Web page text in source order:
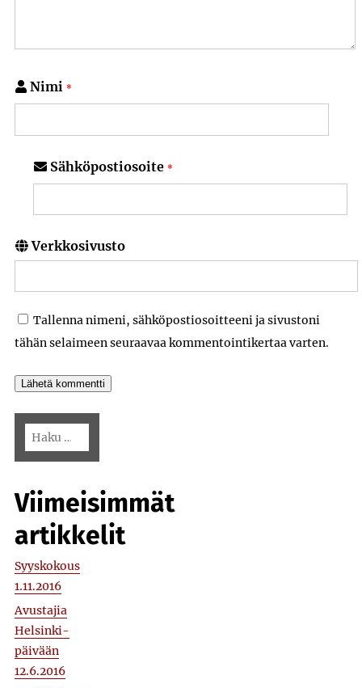
Nimi *
Sähköpostiosoite *
Verkkosivusto
Tallenna nimeni, sähköpostiosoitteeni ja sivustoni
tähän selaimeen seuraavaa kommentointikertaa varten.
Viimeisimmät
artikkelit
Syyskokous
1.11.2016
Avustajia
Helsinki-
päivään
12.6.2016